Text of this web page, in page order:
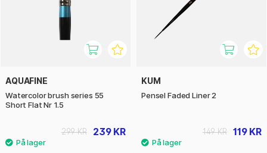
AQUAFINE
Watercolor brush series 55
Short Flat Nr 1.5
239 KR
299 KR
KUM
Pensel Faded Liner 2
119 KR
149 KR